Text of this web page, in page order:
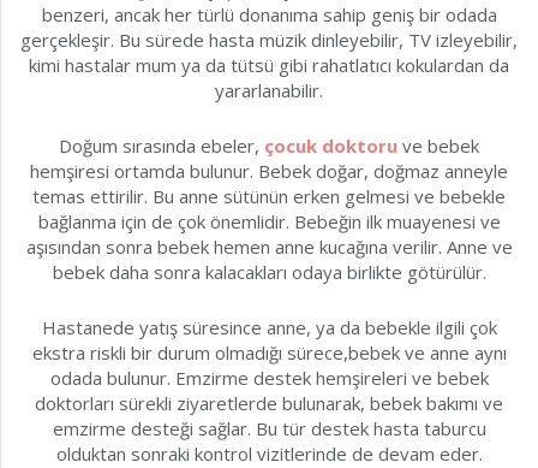
benzeri, ancak her türlü donanıma sahip geniş bir odada
gerçekleşir. Bu sürede hasta müzik dinleyebilir, TV izleyebilir,
kimi hastalar mum ya da tütsü gibi rahatlatıcı kokulardan da
yararlanabilir.
Doğum sırasında ebeler, çocuk doktoru ve bebek
hemşiresi ortamda bulunur. Bebek doğar, doğmaz anneyle
temas ettirilir. Bu anne sütünün erken gelmesi ve bebekle
bağlanma için de çok önemlidir. Bebeğin ilk muayenesi ve
aşısından sonra bebek hemen anne kucağına verilir. Anne ve
bebek daha sonra kalacakları odaya birlikte götürülür.
Hastanede yatış süresince anne, ya da bebekle ilgili çok
ekstra riskli bir durum olmadığı sürece,bebek ve anne aynı
odada bulunur. Emzirme destek hemşireleri ve bebek
doktorları sürekli ziyaretlerde bulunarak, bebek bakımı ve
emzirme desteği sağlar. Bu tür destek hasta taburcu
olduktan sonraki kontrol vizitlerinde de devam eder.